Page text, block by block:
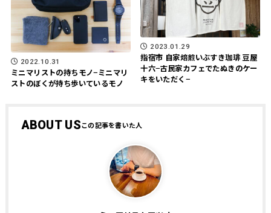
2022.10.31
ミニマリストの持ちモノ−ミニマリ
ストのぼくが持ち歩いているモノ
2023.01.29
指宿市 自家焙煎いぶすき珈琲 豆屋
十六−古民家カフェでたぬきのケー
キをいただく−
ABOUT US